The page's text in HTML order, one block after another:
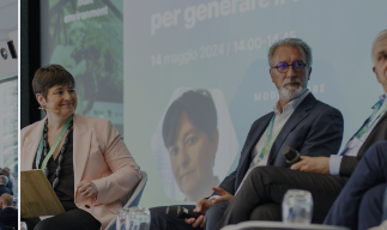
I relatori di
REbuild
SCOPRI DI PIÙ